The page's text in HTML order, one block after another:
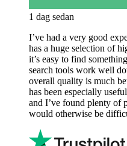
1 dag sedan
I’ve had a very good
has a huge selection of
it’s easy to find
search tools work well
overall quality is much
has been especially
and I’ve found plenty of
would otherwise be